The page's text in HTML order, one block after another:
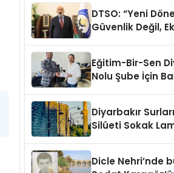
DTSO: “Yeni
Güvenlik Değil,
Eğitim-Bir-Sen
Nolu Şube İçin
Diyarbakır
Silüeti Sokak
Dicle Nehri’nde